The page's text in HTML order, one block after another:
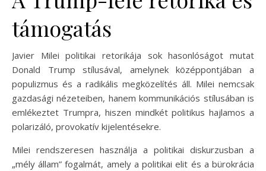
támogatás
Javier Milei politikai retorikája sok hasonlóságot mutat
Donald Trump stílusával, amelynek középpontjában a
populizmus és a radikális megközelítés áll. Milei nemcsak
gazdasági nézeteiben, hanem kommunikációs stílusában is
emlékeztet Trumpra, hiszen mindkét politikus hajlamos a
polarizáló, provokatív kijelentésekre.
Milei rendszeresen használja a politikai diskurzusban a
„mély állam” fogalmát, amely a politikai elit és a bürokrácia